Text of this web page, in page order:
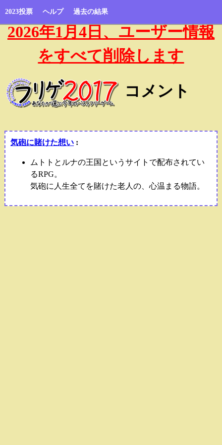
2023投票 ヘルプ 過去の結果
2026年1月4日、ユーザー情報
をすべて削除します
コメント
気砲に賭けた想い:
ムトトとルナの王国というサイトで配布されてい
るRPG。
気砲に人生全てを賭けた老人の、心温まる物語。